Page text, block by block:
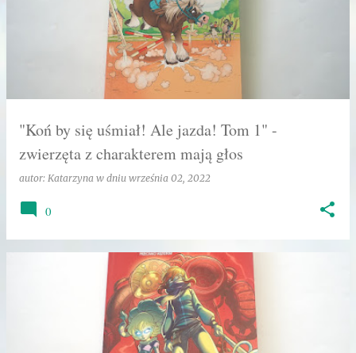
"Koń by się uśmiał! Ale jazda! Tom 1" -
zwierzęta z charakterem mają głos
autor: Katarzyna w dniu września 02, 2022
0